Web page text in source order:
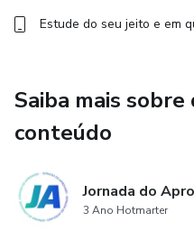
Invista no seu futuro e
Matricule-se e tenha uma
Estude do seu jeito e em
Saiba mais sobre
conteúdo
Jornada do
3 Ano Hotmarter